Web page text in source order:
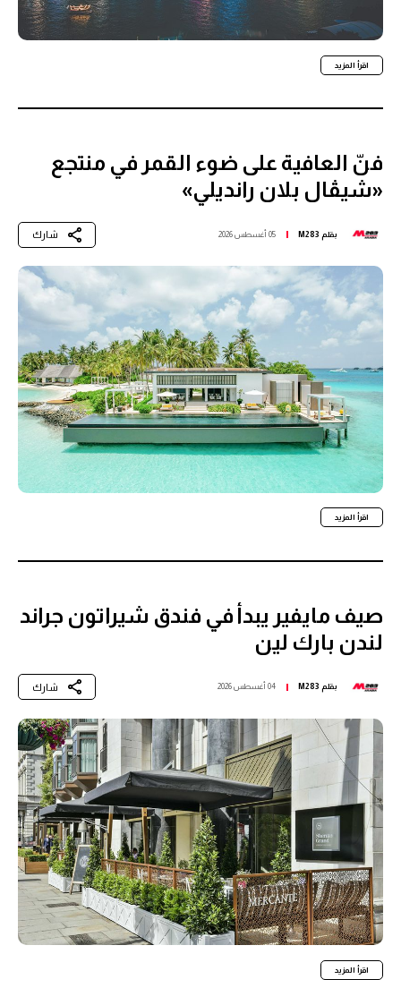
اقرأ المزيد
فنّ العافية على ضوء القمر في منتجع
«شيڤال بلان رانديلي»
بقلم M283 05 أغسطس 2026 شارك
اقرأ المزيد
صيف مايفير يبدأ في فندق شيراتون جراند
لندن بارك لين
بقلم M283 04 أغسطس 2026 شارك
اقرأ المزيد